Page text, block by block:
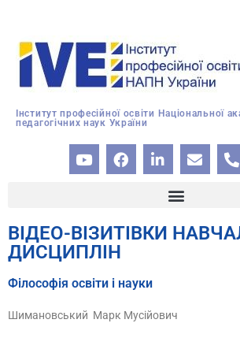
Інститут професійної освіти Національної
педагогічних наук України
ВІДЕО-ВІЗИТІВКИ
ДИСЦИПЛІН
Філософія освіти і науки
Шимановський Марк Мусійович